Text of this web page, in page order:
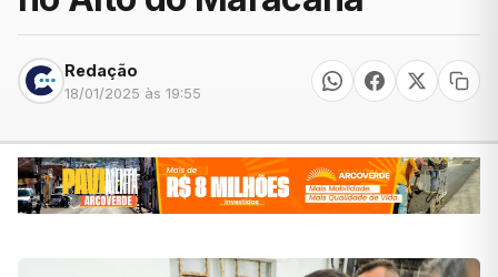
Redação
18/01/2025 às 19:55